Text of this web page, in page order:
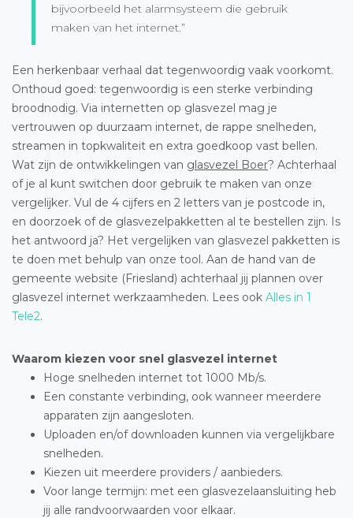
bijvoorbeeld het alarmsysteem die gebruik
maken van het internet.”
Een herkenbaar verhaal dat tegenwoordig vaak voorkomt.
Onthoud goed: tegenwoordig is een sterke verbinding
broodnodig. Via internetten op glasvezel mag je
vertrouwen op duurzaam internet, de rappe snelheden,
streamen in topkwaliteit en extra goedkoop vast bellen.
Wat zijn de ontwikkelingen van glasvezel Boer? Achterhaal
of je al kunt switchen door gebruik te maken van onze
vergelijker. Vul de 4 cijfers en 2 letters van je postcode in,
en doorzoek of de glasvezelpakketten al te bestellen zijn. Is
het antwoord ja? Het vergelijken van glasvezel pakketten is
te doen met behulp van onze tool. Aan de hand van de
gemeente website (Friesland) achterhaal jij plannen over
glasvezel internet werkzaamheden. Lees ook Alles in 1
Tele2.
Waarom kiezen voor snel glasvezel internet
Hoge snelheden internet tot 1000 Mb/s.
Een constante verbinding, ook wanneer meerdere
apparaten zijn aangesloten.
Uploaden en/of downloaden kunnen via vergelijkbare
snelheden.
Kiezen uit meerdere providers / aanbieders.
Voor lange termijn: met een glasvezelaansluiting heb
jij alle randvoorwaarden voor elkaar.